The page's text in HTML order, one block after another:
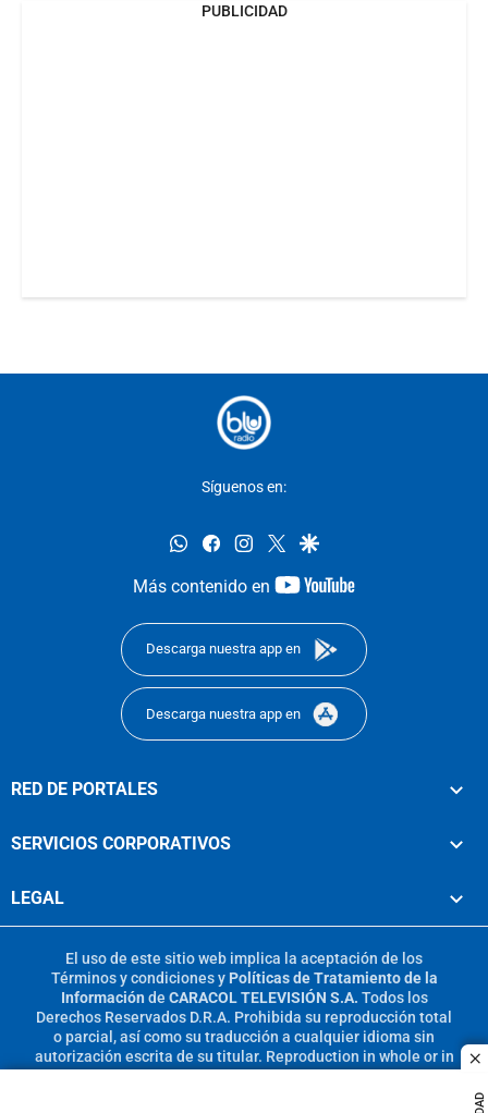
PUBLICIDAD
Síguenos en:
whatsappfacebookinstagram
twittergoogle
Más contenido en
youtube-
Descarga nuestra app en
Descarga nuestra app en
RED DE PORTALES
SERVICIOS CORPORATIVOS
LEGAL
El uso de este sitio web implica la aceptación de los
Términos y condicionesy Políticas de Tratamiento de la
Información de CARACOL TELEVISIÓN S.A. Todos los
Derechos Reservados D.R.A. Prohibida su reproducción total
o parcial, así como su traducción a cualquier idioma sin
autorización escrita de su titular. Reproduction in whole or in